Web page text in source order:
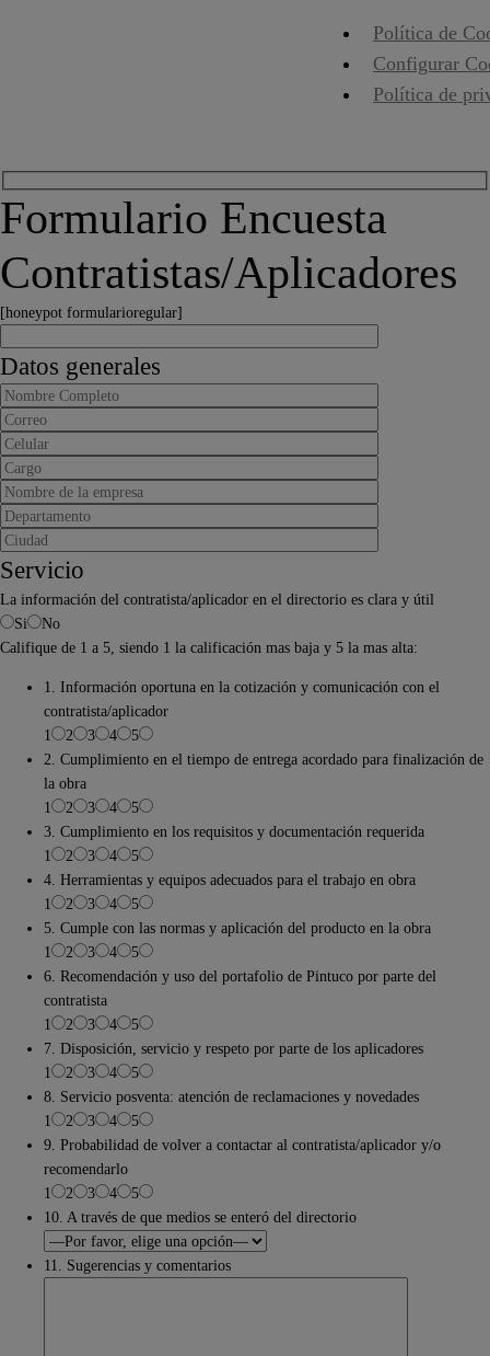
Política de
Configurar
Política de
Formulario Encuesta
Contratistas/Aplicadores
[honeypot formularioregular]
Datos generales
Servicio
La información del contratista/aplicador en el directorio es clara y útil
Si
No
Califique de 1 a 5, siendo 1 la calificación mas baja y 5 la mas alta:
1. Información oportuna en la cotización y comunicación con el
contratista/aplicador
1
2 3 4
5
2. Cumplimiento en el tiempo de entrega acordado para finalización de
la obra
1
2 3 4
5
3. Cumplimiento en los requisitos y documentación requerida
1
2 3 4
5
4. Herramientas y equipos adecuados para el trabajo en obra
1
2 3 4
5
5. Cumple con las normas y aplicación del producto en la obra
1
2 3 4
5
6. Recomendación y uso del portafolio de Pintuco por parte del
contratista
1
2 3 4
5
7. Disposición, servicio y respeto por parte de los aplicadores
1
2 3 4
5
8. Servicio posventa: atención de reclamaciones y novedades
1
2 3 4
5
9. Probabilidad de volver a contactar al contratista/aplicador y/o
recomendarlo
1
2 3 4
5
10. A través de que medios se enteró del directorio
11. Sugerencias y comentarios